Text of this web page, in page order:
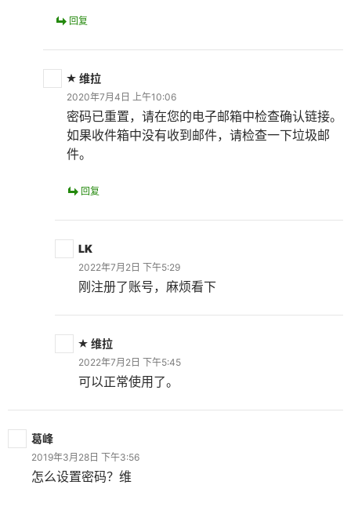
回复
维拉
2020年7月4日 上午10:06
密码已重置，请在您的电子邮箱中检查确认链接。
如果收件箱中没有收到邮件，请检查一下垃圾邮
件。
回复
LK
2022年7月2日 下午5:29
刚注册了账号，麻烦看下
维拉
2022年7月2日 下午5:45
可以正常使用了。
葛峰
2019年3月28日 下午3:56
怎么设置密码？维